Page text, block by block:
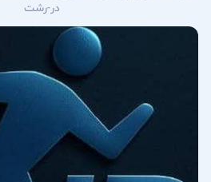
در-رشت